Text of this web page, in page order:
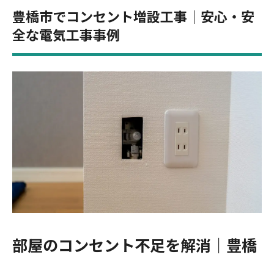
豊橋市でコンセント増設工事｜安心・安
全な電気工事事例
部屋のコンセント不足を解消｜豊橋